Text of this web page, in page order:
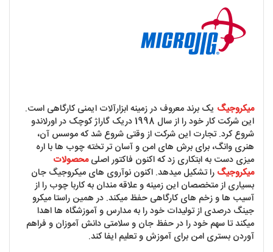
میکروجیگ یک برند معروف در زمینه ابزارآلات ایمنی کارگاهی است.
این شرکت کار خود را از سال 1998 دریک گاراژ کوچک در اورلاندو
شروع کرد. تجارت این شرکت از وقتی شروع شد که موسس آن،
هنری وانگ، برای برش های امن و آسان تر تخته چوب ها با اره
میزی دست به ابتکاری زد که اکنون فاکتور اصلیمحصولات
میکروجیگ را تشکیل میدهد. اکنون نوآروی های میکروجیگ جان
بسیاری از متخصصان این زمینه و علاقه مندان به کاربا چوب را از
آسیب ها و زخم های کارگاهی حفظ میکند. در همین راستا میکرو
جینگ درصدی از تولیدات خود را به مدارس و آموزشگاه ها اهدا
میکند تا سهم خود را در حفظ جان و سلامتی دانش آموزان و فراهم
آوردن بستری امن برای آموزش و تعلیم ایفا کند.